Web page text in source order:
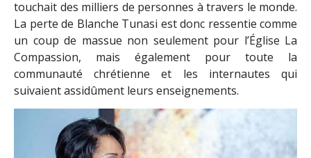
touchait des milliers de personnes à travers le monde.
La perte de Blanche Tunasi est donc ressentie comme
un coup de massue non seulement pour l’Église La
Compassion, mais également pour toute la
communauté chrétienne et les internautes qui
suivaient assidûment leurs enseignements.